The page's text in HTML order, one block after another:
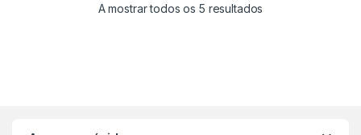
A mostrar todos os 5 resultados